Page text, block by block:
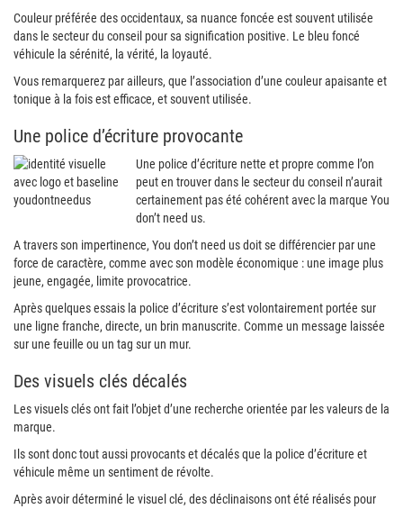
Couleur préférée des occidentaux, sa nuance foncée est souvent utilisée
dans le secteur du conseil pour sa signification positive. Le bleu foncé
véhicule la sérénité, la vérité, la loyauté.
Vous remarquerez par ailleurs, que l’association d’une couleur apaisante et
tonique à la fois est efficace, et souvent utilisée.
Une police d’écriture provocante
Une police d’écriture nette et propre comme l’on
peut en trouver dans le secteur du conseil n’aurait
certainement pas été cohérent avec la marque You
don’t need us.
A travers son impertinence, You don’t need us doit se différencier par une
force de caractère, comme avec son modèle économique : une image plus
jeune, engagée, limite provocatrice.
Après quelques essais la police d’écriture s’est volontairement portée sur
une ligne franche, directe, un brin manuscrite. Comme un message laissée
sur une feuille ou un tag sur un mur.
Des visuels clés décalés
Les visuels clés ont fait l’objet d’une recherche orientée par les valeurs de la
marque.
Ils sont donc tout aussi provocants et décalés que la police d’écriture et
véhicule même un sentiment de révolte.
Après avoir déterminé le visuel clé, des déclinaisons ont été réalisés pour